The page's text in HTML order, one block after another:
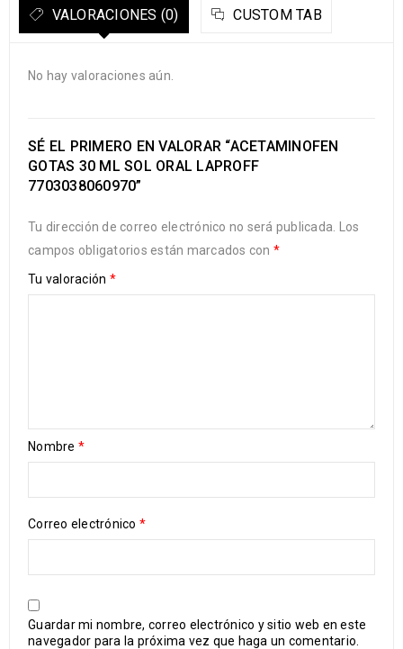
VALORACIONES (0) CUSTOM TAB
No hay valoraciones aún.
SÉ EL PRIMERO EN VALORAR “ACETAMINOFEN
GOTAS 30 ML SOL ORAL LAPROFF
7703038060970”
Tu dirección de correo electrónico no será publicada.
Los
campos obligatorios están marcados con *
Tu valoración *
Nombre *
Correo electrónico *
Guardar mi nombre, correo electrónico y sitio web en este
navegador para la próxima vez que haga un comentario.